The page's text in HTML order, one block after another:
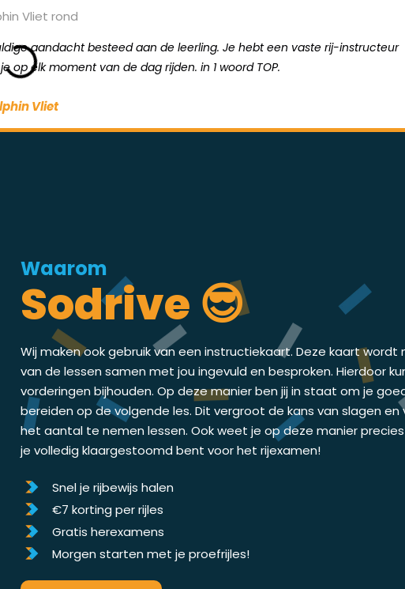
aandacht besteed aan de leerling. Je hebt een vaste rij-instructeur
op elk moment van de dag rijden. in 1 woord TOP.
Vliet
Waarom
Sodrive 😎
Wij maken ook gebruik van een instructiekaart. Deze kaart wordt
van de lessen samen met jou ingevuld en besproken. Hierdoor
vorderingen bijhouden. Op deze manier ben jij in staat om je
bereiden op de volgende les. Dit vergroot de kans van slagen en
het aantal te nemen lessen. Ook weet je op deze manier
je volledig klaargestoomd bent voor het rijexamen!
Snel je rijbewijs halen
€7 korting per rijles
Gratis herexamens
Morgen starten met je proefrijles!